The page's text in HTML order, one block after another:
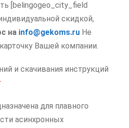
[belingogeo_city_field
скидкой,
на info@gekoms.ru Не
Вашей компании.
и скачивания инструкций
для плавного
асинхронных